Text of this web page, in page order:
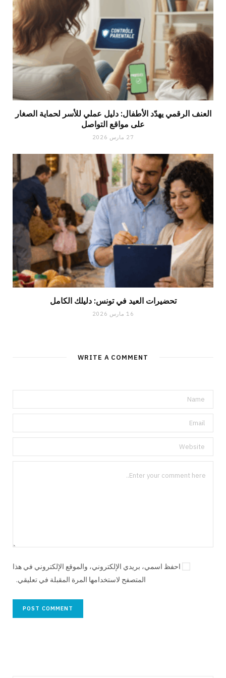
العنف الرقمي يهدّد الأطفال: دليل عملي للأسر لحماية الصغار
على مواقع التواصل
27 مارس 2026
تحضيرات العيد في تونس: دليلك الكامل
16 مارس 2026
WRITE A COMMENT
احفظ اسمي، بريدي الإلكتروني، والموقع الإلكتروني في هذا
المتصفح لاستخدامها المرة المقبلة في تعليقي.